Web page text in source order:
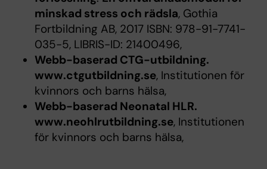
minskad stress och rädsla, Gothia
Fortbildning AB, 2017 ISBN: 978-91-7741-
035-5, LIBRIS-ID: 21400496,
Webb-baserad CTG-utbildning.
www.ctgutbildning.se, Institutionen för
kvinnors och barns hälsa,
Webb-baserad Neonatal HLR.
www.neohlrutbildning.se, Institutionen
för kvinnors och barns hälsa,